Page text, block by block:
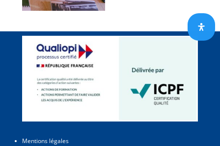
Mentions légales